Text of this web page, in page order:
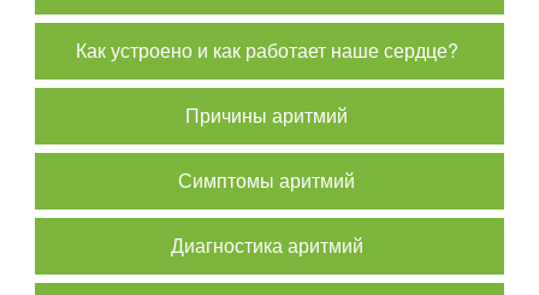
Как устроено и как работает наше сердце?
Причины аритмий
Симптомы аритмий
Диагностика аритмий